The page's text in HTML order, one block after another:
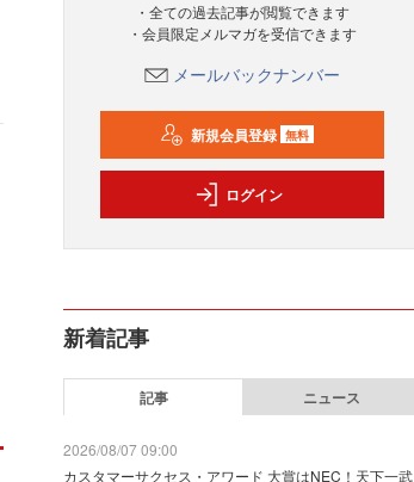
・全ての過去記事が閲覧できます
・会員限定メルマガを受信できます
メールバックナンバー
新規会員登録 無料
ログイン
新着記事
記事 ニュース
2026/08/07 09:00
カスタマーサクセス・アワード 大賞はNEC！天下一武